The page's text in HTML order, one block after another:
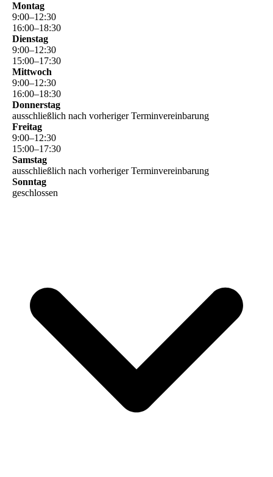
Montag
9:00–12:30
16:00–18:30
Dienstag
9:00–12:30
15:00–17:30
Mittwoch
9:00–12:30
16:00–18:30
Donnerstag
ausschließlich nach vorheriger Terminvereinbarung
Freitag
9:00–12:30
15:00–17:30
Samstag
ausschließlich nach vorheriger Terminvereinbarung
Sonntag
geschlossen